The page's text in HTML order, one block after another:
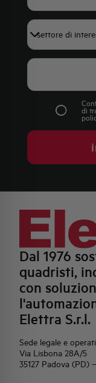
di
Dal 1976
quadristi,
con
Elettra S.r.l.
Sede legale e
Via Lisbona 28A/5
35127 Padova (PD)